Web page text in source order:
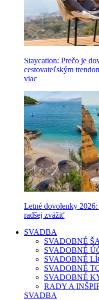
Staycation: Prečo je
cestovateľským
viac
Letné dovolenky
radšej zvážiť
SVADBA
SVADOBNÉ
SVADOBNÉ
SVADOBNÉ
SVADOBNÉ
SVADOBNÉ
RADY A
SVADBA